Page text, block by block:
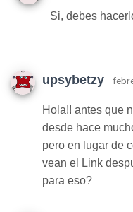
Si, debes
upsybetzy ·
Hola!! antes que
desde hace
pero en lugar de
vean el Link
para eso?